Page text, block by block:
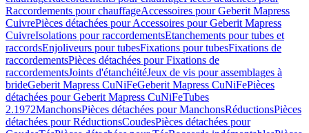
Raccordements pour chauffageAccessoires pour Geberit Mapress
CuivrePièces détachées pour Accessoires pour Geberit Mapress
CuivreIsolations pour raccordementsEtanchements pour tubes et
raccordsEnjoliveurs pour tubesFixations pour tubesFixations de
raccordementsPièces détachées pour Fixations de
raccordementsJoints d'étanchéitéJeux de vis pour assemblages à
brideGeberit Mapress CuNiFeGeberit Mapress CuNiFePièces
détachées pour Geberit Mapress CuNiFeTubes
2.1972ManchonsPièces détachées pour ManchonsRéductionsPièces
détachées pour RéductionsCoudesPièces détachées pour